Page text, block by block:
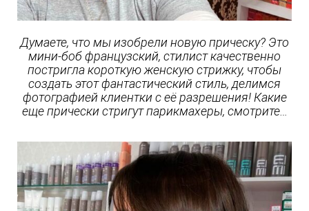
Думаете, что мы изобрели новую прическу? Это
мини-боб французский, стилист качественно
постригла короткую женскую стрижку, чтобы
создать этот фантастический стиль, делимся
фотографией клиентки с её разрешения! Какие
еще прически стригут парикмахеры, смотрите…